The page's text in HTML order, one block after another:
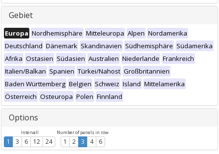
Gebiet
Europa Nordhemisphäre Mitteleuropa Alpen Nordamerika
Deutschland Dänemark Skandinavien Südhemisphäre Südamerika
Afrika Ostasien Südasien Australien Niederlande Frankreich
Italien/Balkan Spanien Türkei/Nahost Großbritannien
Baden Württemberg Belgien Schweiz Island Mittelamerika
Österreich Osteuropa Polen Finnland
Options
Intervall
1 3 6 12 24
Number of panels in row
1 2 3 4 6